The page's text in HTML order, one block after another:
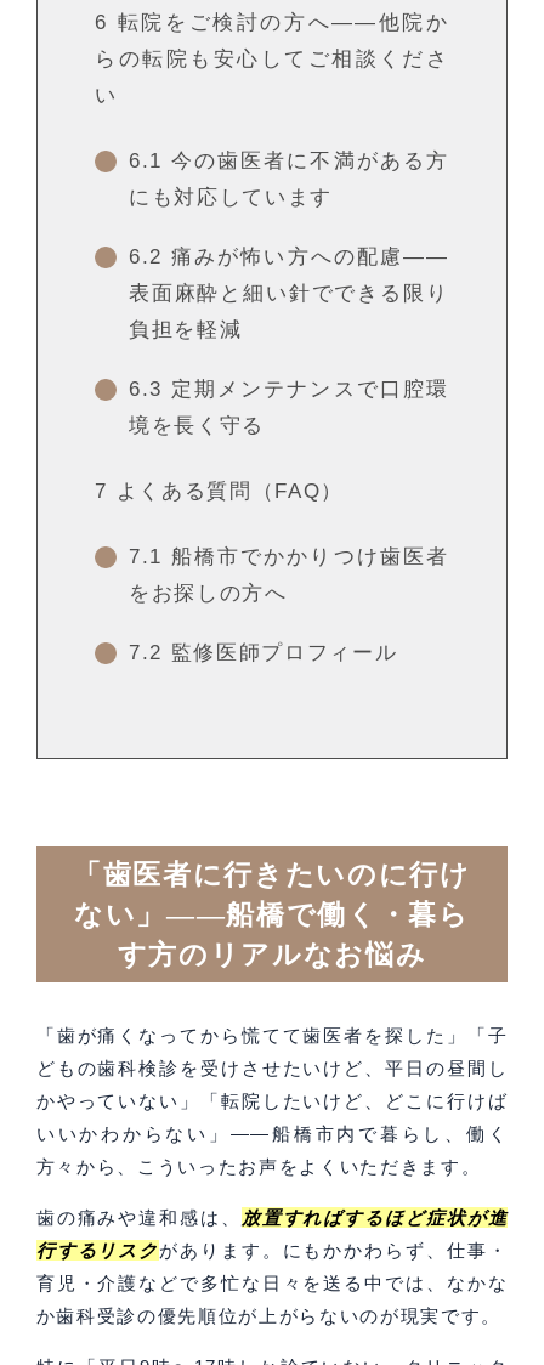
6 転院をご検討の方へ——他院か
らの転院も安心してご相談くださ
い
6.1 今の歯医者に不満がある方
にも対応しています
6.2 痛みが怖い方への配慮——
表面麻酔と細い針でできる限り
負担を軽減
6.3 定期メンテナンスで口腔環
境を長く守る
7 よくある質問（FAQ）
7.1 船橋市でかかりつけ歯医者
をお探しの方へ
7.2 監修医師プロフィール
「歯医者に行きたいのに行け
ない」——船橋で働く・暮ら
す方のリアルなお悩み
「歯が痛くなってから慌てて歯医者を探した」「子
どもの歯科検診を受けさせたいけど、平日の昼間し
かやっていない」「転院したいけど、どこに行けば
いいかわからない」——船橋市内で暮らし、働く
方々から、こういったお声をよくいただきます。
歯の痛みや違和感は、
放置すればするほど症状が進
行するリスクがあります。にもかかわらず、仕事・
育児・介護などで多忙な日々を送る中では、なかな
か歯科受診の優先順位が上がらないのが現実です。